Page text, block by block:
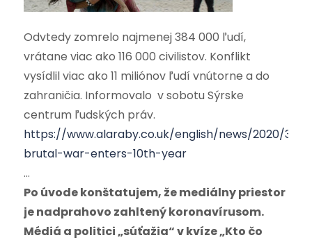
Odvtedy zomrelo najmenej 384 000 ľudí,
vrátane viac ako 116 000 civilistov. Konflikt
vysídlil viac ako 11 miliónov ľudí vnútorne a do
zahraničia. Informovalo v sobotu Sýrske
centrum ľudských práv.
https://www.alaraby.co.uk/english/news/2020/3/
brutal-war-enters-10th-year
…
Po úvode konštatujem, že mediálny priestor
je nadprahovo zahltený koronavírusom.
Médiá a politici „súťažia“ v kvíze „Kto čo